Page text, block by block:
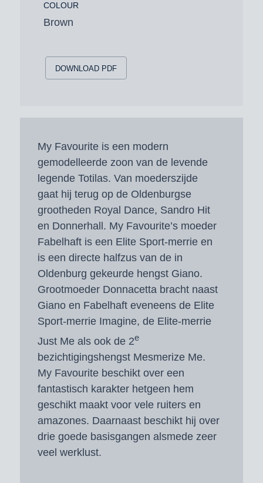
COLOUR
Brown
DOWNLOAD PDF
My Favourite is een modern
gemodelleerde zoon van de levende
legende Totilas. Van moederszijde
gaat hij terug op de Oldenburgse
grootheden Royal Dance, Sandro Hit
en Donnerhall. My Favourite’s moeder
Fabelhaft is een Elite Sport-merrie en
is een directe halfzus van de in
Oldenburg gekeurde hengst Giano.
Grootmoeder Donnacetta bracht naast
Giano en Fabelhaft eveneens de Elite
Sport-merrie Imagine, de Elite-merrie
Just Me als ook de 2e
bezichtigingshengst Mesmerize Me.
My Favourite beschikt over een
fantastisch karakter hetgeen hem
geschikt maakt voor vele ruiters en
amazones. Daarnaast beschikt hij over
drie goede basisgangen alsmede zeer
veel werklust.